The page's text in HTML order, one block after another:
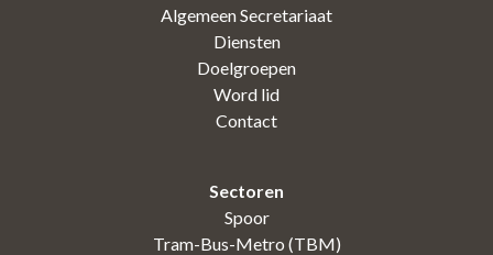
Algemeen Secretariaat
Diensten
Doelgroepen
Word lid
Contact
Sectoren
Spoor
Tram-Bus-Metro (TBM)